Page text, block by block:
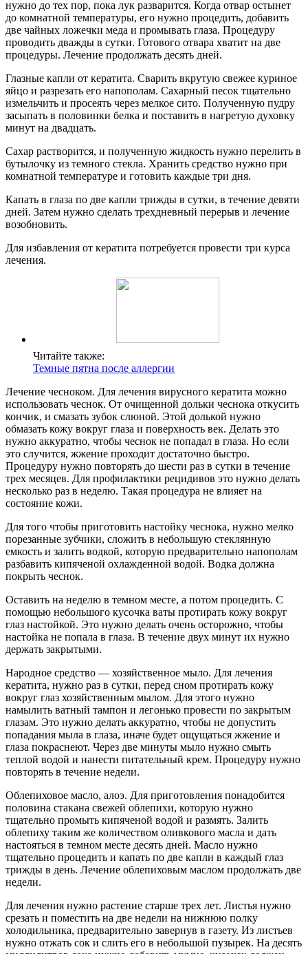
нужно до тех пор, пока лук разварится. Когда отвар остынет
до комнатной температуры, его нужно процедить, добавить
две чайных ложечки меда и промывать глаза. Процедуру
проводить дважды в сутки. Готового отвара хватит на две
процедуры. Лечение продолжать десять дней.
Глазные капли от кератита. Сварить вкрутую свежее куриное
яйцо и разрезать его напополам. Сахарный песок тщательно
измельчить и просеять через мелкое сито. Полученную пудру
засыпать в половинки белка и поставить в нагретую духовку
минут на двадцать.
Сахар растворится, и полученную жидкость нужно перелить в
бутылочку из темного стекла. Хранить средство нужно при
комнатной температуре и готовить каждые три дня.
Капать в глаза по две капли трижды в сутки, в течение девяти
дней. Затем нужно сделать трехдневный перерыв и лечение
возобновить.
Для избавления от кератита потребуется провести три курса
лечения.
Читайте также:
Темные пятна после аллергии
Лечение чесноком. Для лечения вирусного кератита можно
использовать чеснок. От очищенной дольки чеснока откусить
кончик, и смазать зубок слюной. Этой долькой нужно
обмазать кожу вокруг глаза и поверхность век. Делать это
нужно аккуратно, чтобы чеснок не попадал в глаза. Но если
это случится, жжение проходит достаточно быстро.
Процедуру нужно повторять до шести раз в сутки в течение
трех месяцев. Для профилактики рецидивов это нужно делать
несколько раз в неделю. Такая процедура не влияет на
состояние кожи.
Для того чтобы приготовить настойку чеснока, нужно мелко
порезанные зубчики, сложить в небольшую стеклянную
емкость и залить водкой, которую предварительно напополам
разбавить кипяченой охлажденной водой. Водка должна
покрыть чеснок.
Оставить на неделю в темном месте, а потом процедить. С
помощью небольшого кусочка ваты протирать кожу вокруг
глаз настойкой. Это нужно делать очень осторожно, чтобы
настойка не попала в глаза. В течение двух минут их нужно
держать закрытыми.
Народное средство — хозяйственное мыло. Для лечения
кератита, нужно раз в сутки, перед сном протирать кожу
вокруг глаз хозяйственным мылом. Для этого нужно
намылить ватный тампон и легонько провести по закрытым
глазам. Это нужно делать аккуратно, чтобы не допустить
попадания мыла в глаза, иначе будет ощущаться жжение и
глаза покраснеют. Через две минуты мыло нужно смыть
теплой водой и нанести питательный крем. Процедуру нужно
повторять в течение недели.
Облепиховое масло, алоэ. Для приготовления понадобится
половина стакана свежей облепихи, которую нужно
тщательно промыть кипяченой водой и размять. Залить
облепиху таким же количеством оливкового масла и дать
настояться в темном месте десять дней. Масло нужно
тщательно процедить и капать по две капли в каждый глаз
трижды в день. Лечение облепиховым маслом продолжать две
недели.
Для лечения нужно растение старше трех лет. Листья нужно
срезать и поместить на две недели на нижнюю полку
холодильника, предварительно завернув в газету. Из листьев
нужно отжать сок и слить его в небольшой пузырек. На десять